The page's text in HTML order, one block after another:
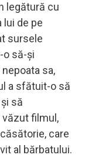
legătură cu
de pe
sursele
o să-şi
sa,
a sfătuit-o să
să
văzut filmul,
care
al bărbatului.